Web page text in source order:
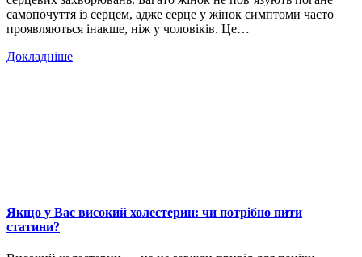
самопочуття із серцем, адже серце у жінок симптоми часто
проявляються інакше, ніж у чоловіків. Це…
Докладніше
Якщо у Вас високий холестерин: чи потрібно пити
статини?